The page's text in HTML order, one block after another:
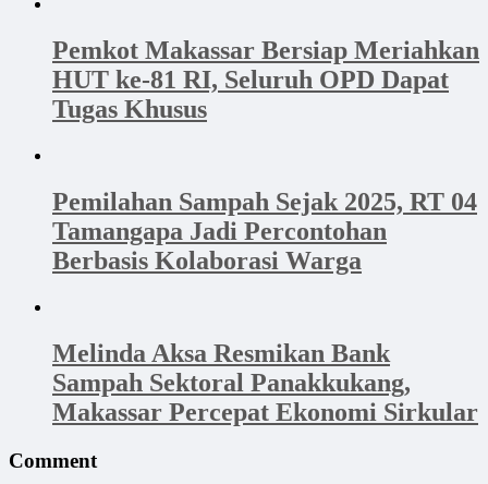
Pemkot Makassar Bersiap Meriahkan
HUT ke-81 RI, Seluruh OPD Dapat
Tugas Khusus
Pemilahan Sampah Sejak 2025, RT 04
Tamangapa Jadi Percontohan
Berbasis Kolaborasi Warga
Melinda Aksa Resmikan Bank
Sampah Sektoral Panakkukang,
Makassar Percepat Ekonomi Sirkular
Comment